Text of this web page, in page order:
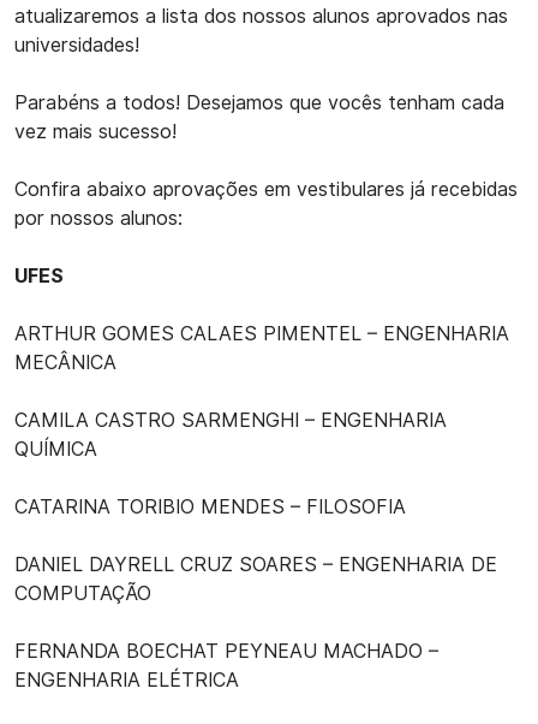
atualizaremos a lista dos nossos alunos aprovados nas
universidades!
Parabéns a todos! Desejamos que vocês tenham cada
vez mais sucesso!
Confira abaixo aprovações em vestibulares já recebidas
por nossos alunos:
UFES
ARTHUR GOMES CALAES PIMENTEL – ENGENHARIA
MECÂNICA
CAMILA CASTRO SARMENGHI – ENGENHARIA
QUÍMICA
CATARINA TORIBIO MENDES – FILOSOFIA
DANIEL DAYRELL CRUZ SOARES – ENGENHARIA DE
COMPUTAÇÃO
FERNANDA BOECHAT PEYNEAU MACHADO –
ENGENHARIA ELÉTRICA